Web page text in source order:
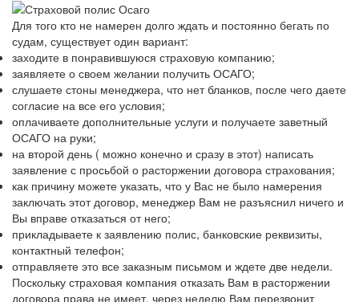
Для того кто не намерен долго ждать и постоянно бегать по
судам, существует один вариант:
заходите в понравившуюся страховую компанию;
заявляете о своем желании получить ОСАГО;
слушаете стоны менеджера, что нет бланков, после чего даете
согласие на все его условия;
оплачиваете дополнительные услуги и получаете заветный
ОСАГО на руки;
на второй день ( можно конечно и сразу в этот) написать
заявление с просьбой о расторжении договора страхования;
как причину можете указать, что у Вас не было намерения
заключать этот договор, менеджер Вам не разъяснил ничего и
Вы вправе отказаться от него;
прикладываете к заявлению полис, банковские реквизиты,
контактный телефон;
отправляете это все заказным письмом и ждете две недели.
Поскольку страховая компания отказать Вам в расторжении
договора права не имеет, через неделю Вам перезвонит